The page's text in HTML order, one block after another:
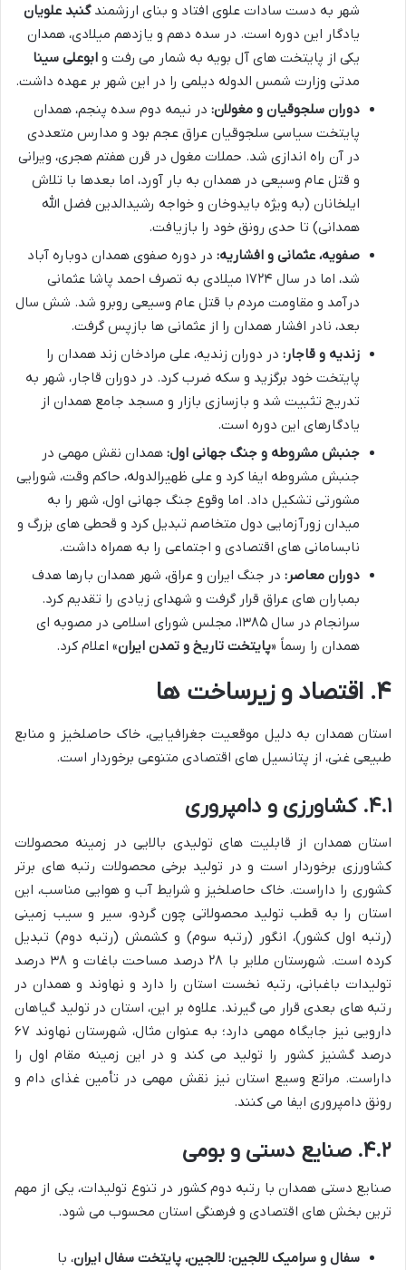
شهر به دست سادات علوی افتاد و بنای ارزشمندگنبد علویان
یادگار این دوره است. در سده دهم و یازدهم میلادی، همدان
یکی از پایتخت های آل بویه به شمار می رفت و ابوعلی سینا
مدتی وزارت شمس الدوله دیلمی را در این شهر بر عهده داشت.
دوران سلجوقیان و مغولان: در نیمه دوم سده پنجم، همدان
پایتخت سیاسی سلجوقیان عراق عجم بود و مدارس متعددی
در آن راه اندازی شد. حملات مغول در قرن هفتم هجری، ویرانی
و قتل عام وسیعی در همدان به بار آورد، اما بعدها با تلاش
ایلخانان (به ویژه بایدوخان و خواجه رشیدالدین فضل الله
همدانی) تا حدی رونق خود را بازیافت.
صفویه، عثمانی و افشاریه: در دوره صفوی همدان دوباره آباد
شد، اما در سال ۱۷۲۴ میلادی به تصرف احمد پاشا عثمانی
درآمد و مقاومت مردم با قتل عام وسیعی روبرو شد. شش سال
بعد، نادر افشار همدان را از عثمانی ها بازپس گرفت.
زندیه و قاجار: در دوران زندیه، علی مرادخان زند همدان را
پایتخت خود برگزید و سکه ضرب کرد. در دوران قاجار، شهر به
تدریج تثبیت شد و بازسازی بازار و مسجد جامع همدان از
یادگارهای این دوره است.
جنبش مشروطه و جنگ جهانی اول: همدان نقش مهمی در
جنبش مشروطه ایفا کرد و علی ظهیرالدوله، حاکم وقت، شورایی
مشورتی تشکیل داد. اما وقوع جنگ جهانی اول، شهر را به
میدان زورآزمایی دول متخاصم تبدیل کرد و قحطی های بزرگ و
نابسامانی های اقتصادی و اجتماعی را به همراه داشت.
دوران معاصر: در جنگ ایران و عراق، شهر همدان بارها هدف
بمباران های عراق قرار گرفت و شهدای زیادی را تقدیم کرد.
سرانجام در سال ۱۳۸۵، مجلس شورای اسلامی در مصوبه ای
همدان را رسماً «پایتخت تاریخ و تمدن ایران» اعلام کرد.
۴. اقتصاد و زیرساخت ها
استان همدان به دلیل موقعیت جغرافیایی، خاک حاصلخیز و منابع
طبیعی غنی، از پتانسیل های اقتصادی متنوعی برخوردار است.
۴.۱. کشاورزی و دامپروری
استان همدان از قابلیت های تولیدی بالایی در زمینه محصولات
کشاورزی برخوردار است و در تولید برخی محصولات رتبه های برتر
کشوری را داراست. خاک حاصلخیز و شرایط آب و هوایی مناسب، این
استان را به قطب تولید محصولاتی چون گردو، سیر و سیب زمینی
(رتبه اول کشور)، انگور (رتبه سوم) و کشمش (رتبه دوم) تبدیل
کرده است. شهرستان ملایر با ۲۸ درصد مساحت باغات و ۳۸ درصد
تولیدات باغبانی، رتبه نخست استان را دارد و نهاوند و همدان در
رتبه های بعدی قرار می گیرند. علاوه بر این، استان در تولید گیاهان
دارویی نیز جایگاه مهمی دارد؛ به عنوان مثال، شهرستان نهاوند ۶۷
درصد گشنیز کشور را تولید می کند و در این زمینه مقام اول را
داراست. مراتع وسیع استان نیز نقش مهمی در تأمین غذای دام و
رونق دامپروری ایفا می کنند.
۴.۲. صنایع دستی و بومی
صنایع دستی همدان با رتبه دوم کشور در تنوع تولیدات، یکی از مهم
ترین بخش های اقتصادی و فرهنگی استان محسوب می شود.
سفال و سرامیک لالجین: لالجین، پایتخت سفال ایران، با